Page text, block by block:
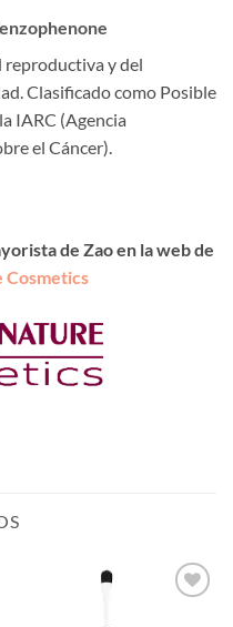
y del
Clasificado como Posible
IARC (Agencia
el Cáncer).
de Zao en la web de
Cosmetics